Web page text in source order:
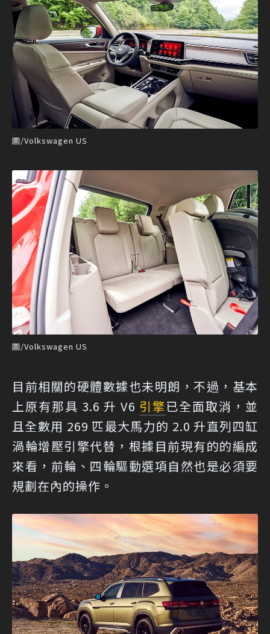
圖/Volkswagen US
圖/Volkswagen US
目前相關的硬體數據也未明朗，不過，基本
上原有那具 3.6 升 V6 引擎已全面取消，並
且全數用 269 匹最大馬力的 2.0 升直列四缸
渦輪增壓引擎代替，根據目前現有的的編成
來看，前輪、四輪驅動選項自然也是必須要
規劃在內的操作。